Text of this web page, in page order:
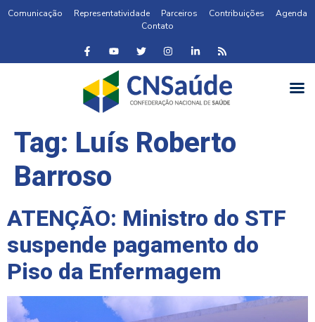
Comunicação Representatividade Parceiros Contribuições
Agenda
Contato
Tag: Luís Roberto
Barroso
ATENÇÃO: Ministro do STF
suspende pagamento do
Piso da Enfermagem